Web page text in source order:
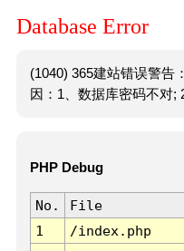
Database Error
(1040) 365建站错误警告
因：1、数据库密码不对;
PHP Debug
No. File
1
/index.php